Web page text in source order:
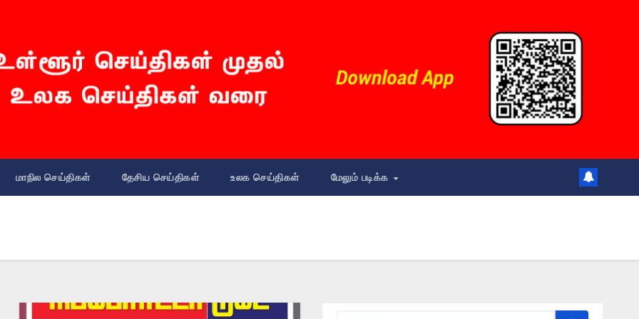
மாநில செய்திகள் தேசிய செய்திகள் உலக செய்திகள் மேலும் படிக்க